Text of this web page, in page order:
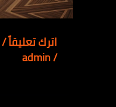
اترك تعليقاً/
/
admin